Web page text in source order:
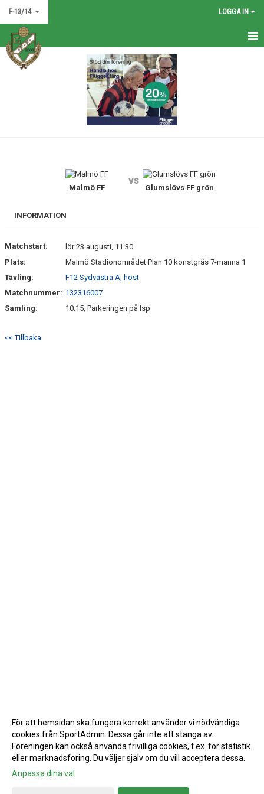
F-13/14 LOGGA IN
HEM
DOKUMENT
Malmö FF
vs
Glumslövs FF grön
INFORMATION
Matchstart:
lör 23 augusti, 11:30
Plats:
Malmö Stadionområdet Plan 10 konstgräs 7-manna 1
Tävling:
F12 Sydvästra A, höst
Matchnummer: 132316007
Samling:
10:15, Parkeringen på Isp
<< Tillbaka
Gå till Webbversion
För att hemsidan ska fungera korrekt använder vi nödvändiga
cookies från SportAdmin. Dessa går inte att stänga av.
Föreningen kan också använda frivilliga cookies, t.ex. för statistik
eller marknadsföring. Du väljer själv om du vill acceptera dessa.
Anpassa dina val